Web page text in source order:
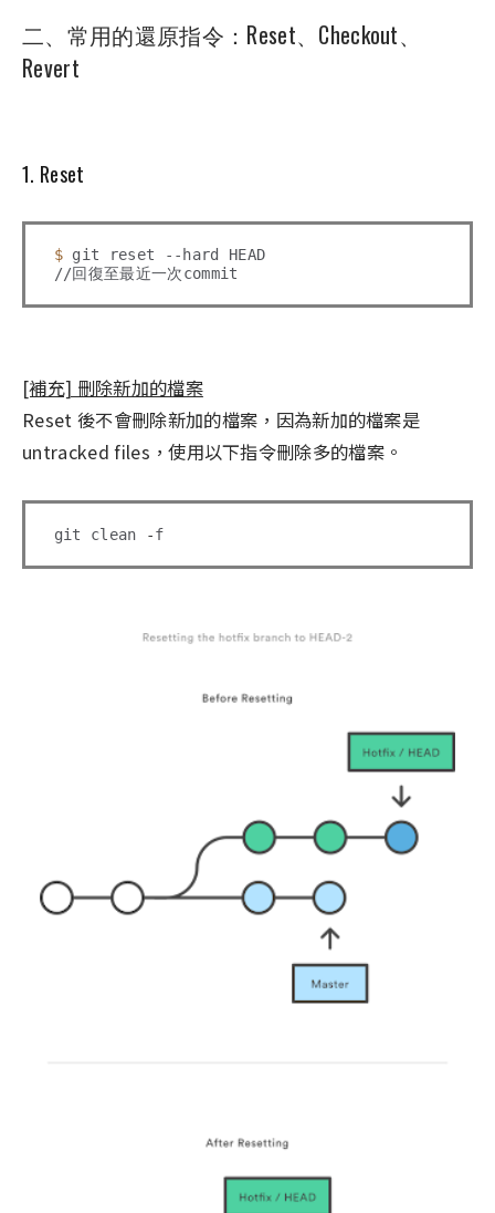
二、常用的還原指令：Reset、Checkout、
Revert
1. Reset
$ git reset --hard HEAD
[補充] 刪除新加的檔案
Reset 後不會刪除新加的檔案，因為新加的檔案是
untracked files，使用以下指令刪除多的檔案。
git clean -